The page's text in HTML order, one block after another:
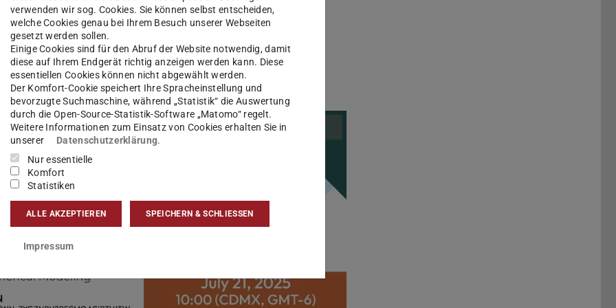
to advance the field of numerical
our official website: numgeo.de
verwenden wir sog. Cookies. Sie können selbst entscheiden,
welche Cookies genau bei Ihrem Besuch unserer Webseiten
gesetzt werden sollen.
Einige Cookies sind für den Abruf der Website notwendig, damit
diese auf Ihrem Endgerät richtig anzeigen werden kann. Diese
essentiellen Cookies können nicht abgewählt werden.
Der Komfort-Cookie speichert Ihre Spracheinstellung und
bevorzugte Suchmaschine, während „Statistik“ die Auswertung
durch die Open-Source-Statistik-Software „Matomo“ regelt.
Weitere Informationen zum Einsatz von Cookies erhalten Sie in
unserer
Datenschutzerklärung.
Nur essentielle
Komfort
Statistiken
ALLE AKZEPTIEREN SPEICHERN & SCHLIESSEN
Impressum